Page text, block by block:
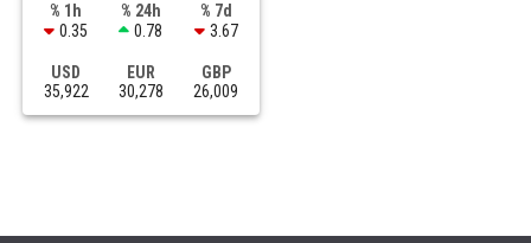
% 1h
0.35
% 24h
0.78
% 7d
3.67
USD
35,922
EUR
30,278
GBP
26,009